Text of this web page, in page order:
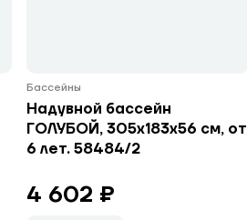
Бассейны
Надувной бассейн
ГОЛУБОЙ, 305х183х56 см, от
6 лет. 58484/2
4 602 ₽